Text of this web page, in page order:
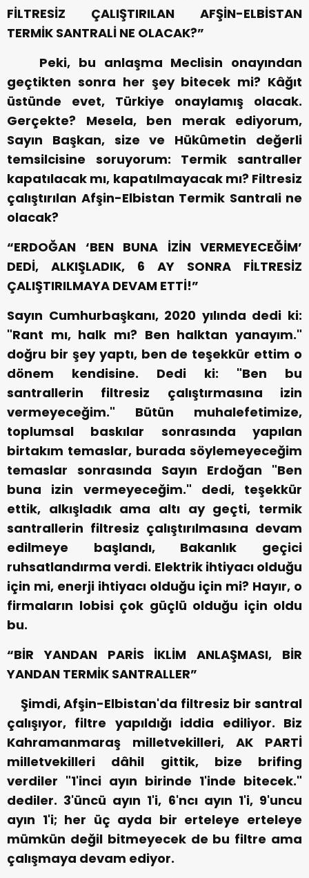
FİLTRESİZ ÇALIŞTIRILAN AFŞİN-ELBİSTAN
TERMİK SANTRALİ NE OLACAK?”
Peki, bu anlaşma Meclisin onayından
geçtikten sonra her şey bitecek mi? Kâğıt
üstünde evet, Türkiye onaylamış olacak.
Gerçekte? Mesela, ben merak ediyorum,
Sayın Başkan, size ve Hükûmetin değerli
temsilcisine soruyorum: Termik santraller
kapatılacak mı, kapatılmayacak mı? Filtresiz
çalıştırılan Afşin-Elbistan Termik Santrali ne
olacak?
“ERDOĞAN ‘BEN BUNA İZİN VERMEYECEĞİM’
DEDİ, ALKIŞLADIK, 6 AY SONRA FİLTRESİZ
ÇALIŞTIRILMAYA DEVAM ETTİ!”
Sayın Cumhurbaşkanı, 2020 yılında dedi ki:
"Rant mı, halk mı? Ben halktan yanayım."
doğru bir şey yaptı, ben de teşekkür ettim o
dönem kendisine. Dedi ki: "Ben bu
santrallerin filtresiz çalıştırmasına izin
vermeyeceğim." Bütün muhalefetimize,
toplumsal baskılar sonrasında yapılan
birtakım temaslar, burada söylemeyeceğim
temaslar sonrasında Sayın Erdoğan "Ben
buna izin vermeyeceğim." dedi, teşekkür
ettik, alkışladık ama altı ay geçti, termik
santrallerin filtresiz çalıştırılmasına devam
edilmeye başlandı, Bakanlık geçici
ruhsatlandırma verdi. Elektrik ihtiyacı olduğu
için mi, enerji ihtiyacı olduğu için mi? Hayır, o
firmaların lobisi çok güçlü olduğu için oldu
bu.
“BİR YANDAN PARİS İKLİM ANLAŞMASI, BİR
YANDAN TERMİK SANTRALLER”
Şimdi, Afşin-Elbistan'da filtresiz bir santral
çalışıyor, filtre yapıldığı iddia ediliyor. Biz
Kahramanmaraş milletvekilleri, AK PARTİ
milletvekilleri dâhil gittik, bize brifing
verdiler "1'inci ayın birinde 1'inde bitecek."
dediler. 3'üncü ayın 1'i, 6'ncı ayın 1'i, 9'uncu
ayın 1'i; her üç ayda bir erteleye erteleye
mümkün değil bitmeyecek de bu filtre ama
çalışmaya devam ediyor.